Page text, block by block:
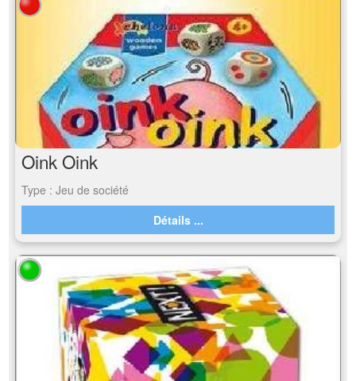
Oink Oink
Type : Jeu de société
Détails ...